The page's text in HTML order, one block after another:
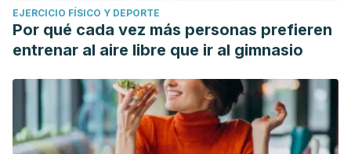
EJERCICIO FÍSICO Y DEPORTE
Por qué cada vez más personas prefieren
entrenar al aire libre que ir al gimnasio